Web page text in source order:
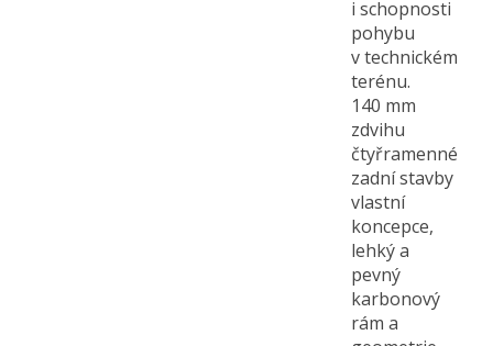
i schopnosti
pohybu
v technickém
terénu.
140 mm
zdvihu
čtyřramenné
zadní stavby
vlastní
koncepce,
lehký a
pevný
karbonový
rám a